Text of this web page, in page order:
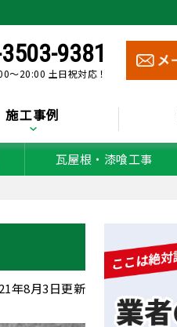
9381
～20:00 土日祝対応！
施工事例
瓦屋根・漆喰工事
年8月3日更新